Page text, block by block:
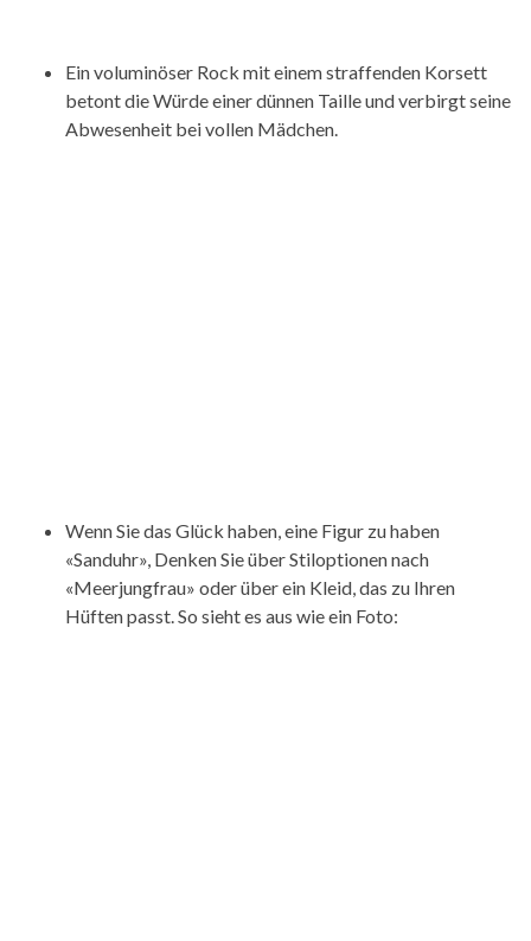
Ein voluminöser Rock mit einem straffenden Korsett
betont die Würde einer dünnen Taille und verbirgt seine
Abwesenheit bei vollen Mädchen.
Wenn Sie das Glück haben, eine Figur zu haben
«Sanduhr», Denken Sie über Stiloptionen nach
«Meerjungfrau» oder über ein Kleid, das zu Ihren
Hüften passt. So sieht es aus wie ein Foto: